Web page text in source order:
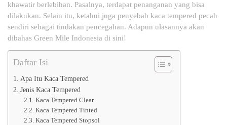
khawatir berlebihan. Pasalnya, terdapat penanganan yang bisa
dilakukan. Selain itu, ketahui juga penyebab kaca tempered pecah
sendiri sebagai tindakan pencegahan. Adapun ulasannya akan
dibahas Green Mile Indonesia di sini!
Daftar Isi
Apa Itu Kaca Tempered
Jenis Kaca Tempered
Kaca Tempered Clear
Kaca Tempered Tinted
Kaca Tempered Stopsol